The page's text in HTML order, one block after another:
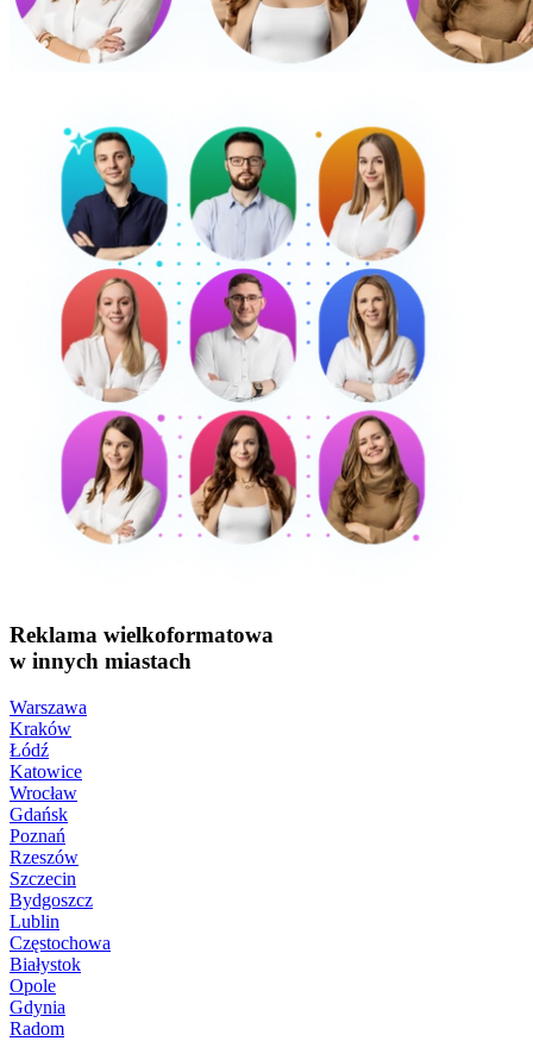
Reklama wielkoformatowa
w innych miastach
Warszawa
Kraków
Łódź
Katowice
Wrocław
Gdańsk
Poznań
Rzeszów
Szczecin
Bydgoszcz
Lublin
Częstochowa
Białystok
Opole
Gdynia
Radom